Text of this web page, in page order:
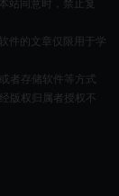
站同意时，禁止复
件的文章仅限用于学
者存储软件等方式
版权归属者授权不